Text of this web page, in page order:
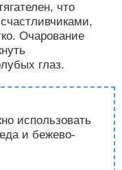
что
Очарование
глаз.
использовать
и бежево-